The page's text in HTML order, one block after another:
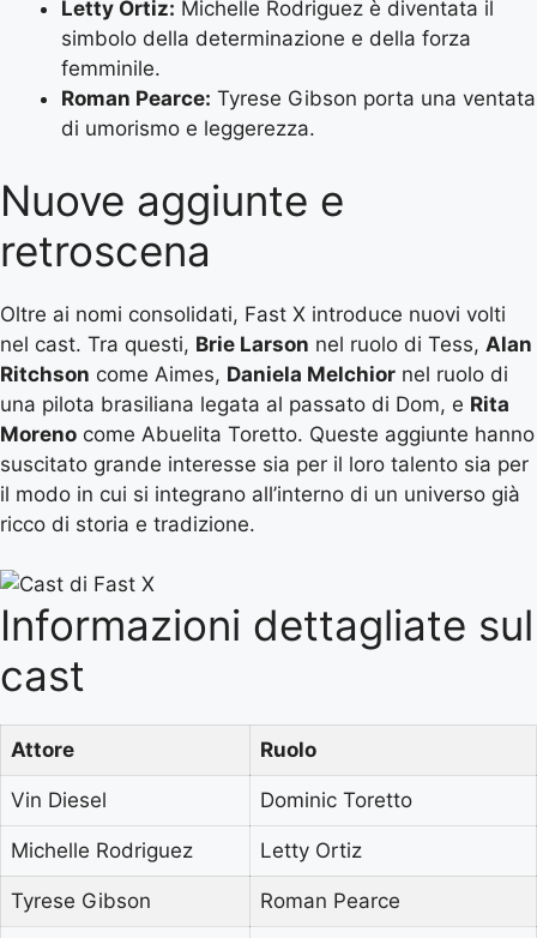
Letty Ortiz: Michelle Rodriguez è diventata il
simbolo della determinazione e della forza
femminile.
Roman Pearce: Tyrese Gibson porta una ventata
di umorismo e leggerezza.
Nuove aggiunte e
retroscena
Oltre ai nomi consolidati, Fast X introduce nuovi volti
nel cast. Tra questi, Brie Larson nel ruolo di Tess, Alan
Ritchson come Aimes, Daniela Melchior nel ruolo di
una pilota brasiliana legata al passato di Dom, e Rita
Moreno come Abuelita Toretto. Queste aggiunte hanno
suscitato grande interesse sia per il loro talento sia per
il modo in cui si integrano all’interno di un universo già
ricco di storia e tradizione.
Informazioni dettagliate sul
cast
Attore Ruolo
Vin Diesel Dominic Toretto
Michelle Rodriguez Letty Ortiz
Tyrese Gibson Roman Pearce